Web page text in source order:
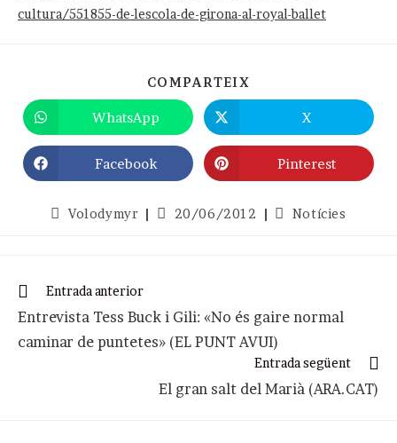
cultura/551855-de-lescola-de-girona-al-royal-ballet
COMPARTEIX
Opens
in
a
new
window
WhatsApp
Opens
in
a
new
window
X
Opens
in
window
Facebook
Opens
in
new
window
Pinterest
AutorVolodymyr
Entrada
20/06/2012
Categoria
Notícies
Llegeix
articles
Entrada anterior
Entrevista Tess Buck i Gili: «No és gaire normal
caminar de puntetes» (EL PUNT AVUI)
Entrada següent
El gran salt del Marià (ARA.CAT)